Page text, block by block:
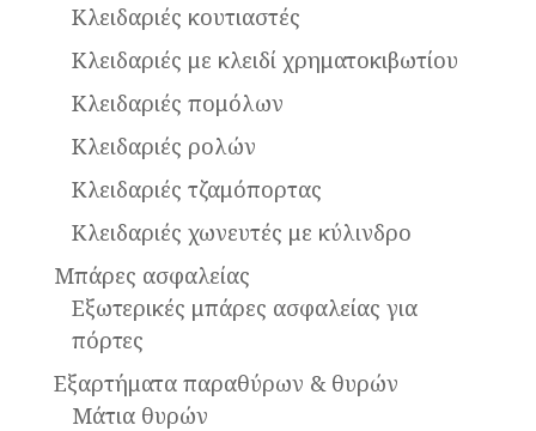
Κλειδαριές κουτιαστές
Κλειδαριές με κλειδί χρηματοκιβωτίου
Κλειδαριές πομόλων
Κλειδαριές ρολών
Κλειδαριές τζαμόπορτας
Κλειδαριές χωνευτές με κύλινδρο
Μπάρες ασφαλείας
Εξωτερικές μπάρες ασφαλείας για
πόρτες
Εξαρτήματα παραθύρων & θυρών
Μάτια θυρών